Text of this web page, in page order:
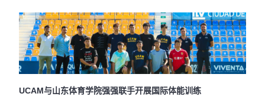
UCAM与山东体育学院强强联手开展国际体能训练